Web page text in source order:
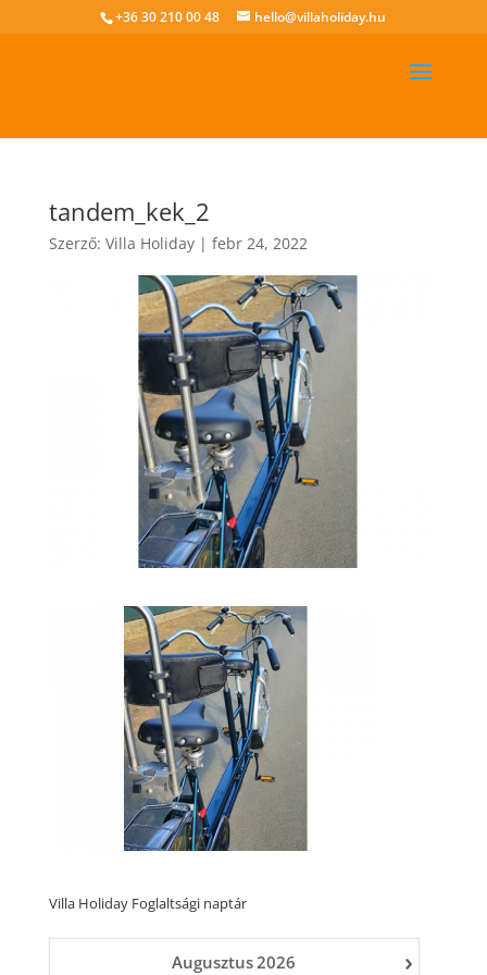
+36 30 210 00 48 hello@villaholiday.hu
tandem_kek_2
Szerző: Villa Holiday| febr 24, 2022
Villa Holiday Foglaltsági naptár
›
Augusztus2026